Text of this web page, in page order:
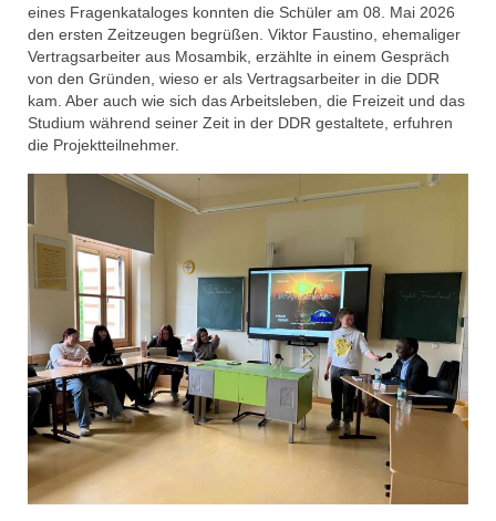
eines Fragenkataloges konnten die Schüler am 08. Mai 2026
den ersten Zeitzeugen begrüßen. Viktor Faustino, ehemaliger
Vertragsarbeiter aus Mosambik, erzählte in einem Gespräch
von den Gründen, wieso er als Vertragsarbeiter in die DDR
kam. Aber auch wie sich das Arbeitsleben, die Freizeit und das
Studium während seiner Zeit in der DDR gestaltete, erfuhren
die Projektteilnehmer.